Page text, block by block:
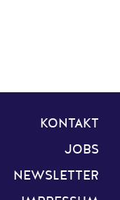
KONTAKT
JOBS
NEWSLETTER